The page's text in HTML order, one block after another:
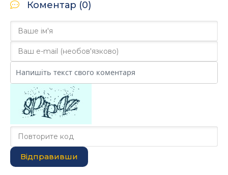
Коментар (0)
Відправивши